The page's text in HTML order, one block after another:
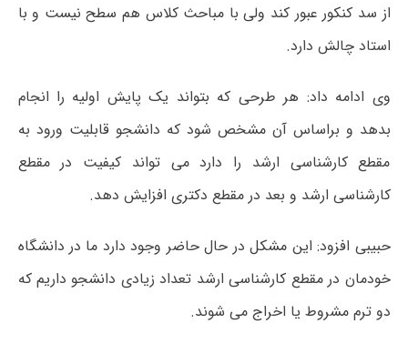
از سد کنکور عبور کند ولی با مباحث کلاس هم سطح نیست و با
استاد چالش دارد.
وی ادامه داد: هر طرحی که بتواند یک پایش اولیه را انجام
بدهد و براساس آن مشخص شود که دانشجو قابلیت ورود به
مقطع کارشناسی ارشد را دارد می تواند کیفیت در مقطع
کارشناسی ارشد و بعد در مقطع دکتری افزایش دهد.
حبیبی افزود: این مشکل در حال حاضر وجود دارد ما در دانشگاه
خودمان در مقطع کارشناسی ارشد تعداد زیادی دانشجو داریم که
دو ترم مشروط یا اخراج می شوند.